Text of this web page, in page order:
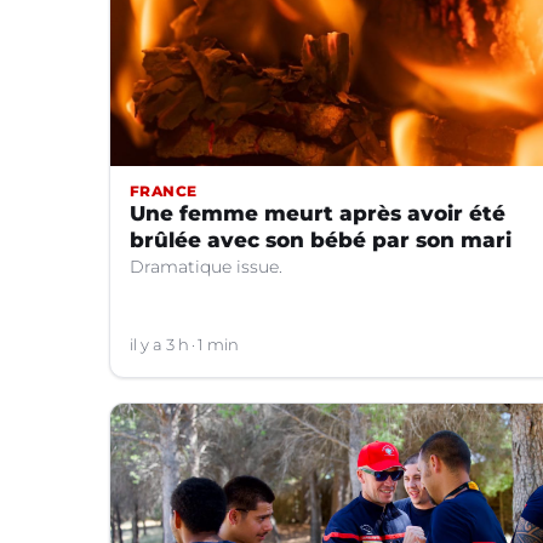
FRANCE
Une femme meurt après avoir été
brûlée avec son bébé par son mari
Dramatique issue.
il y a 3 h 1 min